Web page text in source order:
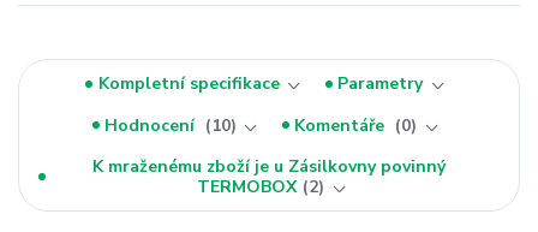
Kompletní specifikace
Parametry
Hodnocení
10 Komentáře
0
K mraženému zboží je u Zásilkovny povinný
TERMOBOX 2